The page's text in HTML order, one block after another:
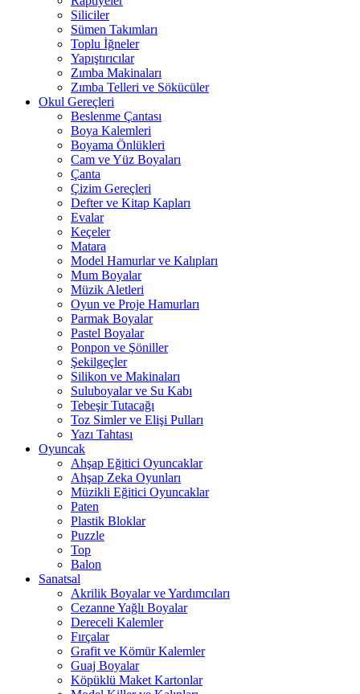
Siliciler
Sümen Takımları
Toplu İğneler
Yapıştırıcılar
Zımba Makinaları
Zımba Telleri ve Sökücüler
Okul Gereçleri
Beslenme Çantası
Boya Kalemleri
Boyama Önlükleri
Cam ve Yüz Boyaları
Çanta
Çizim Gereçleri
Defter ve Kitap Kapları
Evalar
Keçeler
Matara
Model Hamurlar ve Kalıpları
Mum Boyalar
Müzik Aletleri
Oyun ve Proje Hamurları
Parmak Boyalar
Pastel Boyalar
Ponpon ve Şöniller
Şekilgeçler
Silikon ve Makinaları
Suluboyalar ve Su Kabı
Tebeşir Tutacağı
Toz Simler ve Elişi Pulları
Yazı Tahtası
Oyuncak
Ahşap Eğitici Oyuncaklar
Ahşap Zeka Oyunları
Müzikli Eğitici Oyuncaklar
Paten
Plastik Bloklar
Puzzle
Top
Balon
Sanatsal
Akrilik Boyalar ve Yardımcıları
Cezanne Yağlı Boyalar
Dereceli Kalemler
Fırçalar
Grafit ve Kömür Kalemler
Guaj Boyalar
Köpüklü Maket Kartonlar